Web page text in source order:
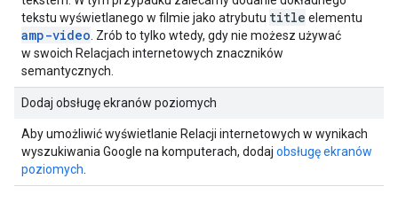
tekstu wyświetlanego w filmie jako atrybutu title elementu
amp-video . Zrób to tylko wtedy, gdy nie możesz używać
w swoich Relacjach internetowych znaczników
semantycznych.
Dodaj obsługę ekranów poziomych
Aby umożliwić wyświetlanie Relacji internetowych w wynikach
wyszukiwania Google na komputerach, dodaj obsługę ekranów
poziomych